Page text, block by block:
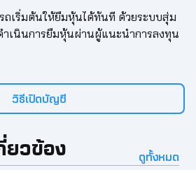
ถเริ่มต้นให้ยืมหุ้นได้ทันที ด้วยระบบสุ่ม
เนินการยืมหุ้นผ่านผู้แนะนำการลงทุน
วิธีเปิดบัญชี
ยวข้อง ดูทั้งหมด